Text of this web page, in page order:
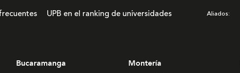
UPB en el ranking de universidades Aliados
Bucaramanga
Montería